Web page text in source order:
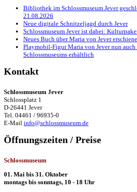
Bibliothek im Schlossmuseum Jever
21.08.2026
Neue digitale Schnitzeljagd durch Jever
Schlossmuseum Jever ist dabei:
Neues Buch über Maria von Jever
Playmobil-Figur Maria von Jever nun
Schlossmuseums erhältlich
Kontakt
Schlossmuseum Jever
Schlossplatz 1
D-26441 Jever
Tel. 04461 / 96935-0
E-Mail info@schlossmuseum.de
Öffnungszeiten / Preise
Schlossmuseum
01. Mai bis 31. Oktober
montags bis sonntags, 10 - 18 Uhr